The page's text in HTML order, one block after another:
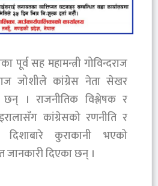
पूर्व सह महामन्त्री गोविन्दराज
जोशीले कांग्रेस नेता सेखर
छन् । राजनीतिक विश्लेषक र
कांग्रेसको रणनीति र
कुराकानी भएको
जानकारी दिएका छन् ।